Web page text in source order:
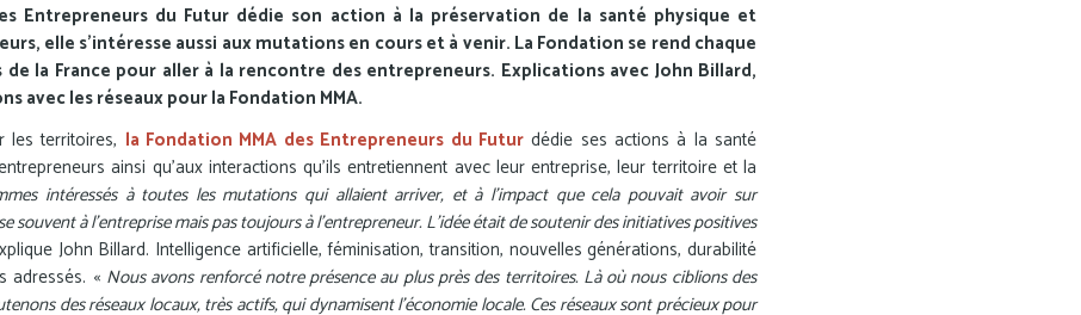
Entrepreneurs du Futur dédie son action à la préservation de la santé physique et
elle s’intéresse aussi aux mutations en cours et à venir. La Fondation se rend chaque
la France pour aller à la rencontre des entrepreneurs. Explications avec John Billard,
avec les réseaux pour la Fondation MMA.
les territoires, la Fondation MMA des Entrepreneurs du Futurdédie ses actions à la santé
ainsi qu’aux interactions qu’ils entretiennent avec leur entreprise, leur territoire et la
intéressés à toutes les mutations qui allaient arriver, et à l’impact que cela pouvait avoir sur
souvent à l’entreprise mais pas toujours à l’entrepreneur. L’idée était de soutenir des initiatives positives
John Billard. Intelligence artificielle, féminisation, transition, nouvelles générations, durabilité
adressés. « Nous avons renforcé notre présence au plus près des territoires. Là où nous ciblions des
des réseaux locaux, très actifs, qui dynamisent l’économie locale. Ces réseaux sont précieux pour